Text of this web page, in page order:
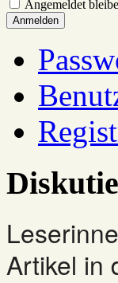
Angemeldet
Anmelden
Artikel in